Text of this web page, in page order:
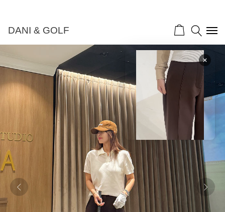
DANI & GOLF